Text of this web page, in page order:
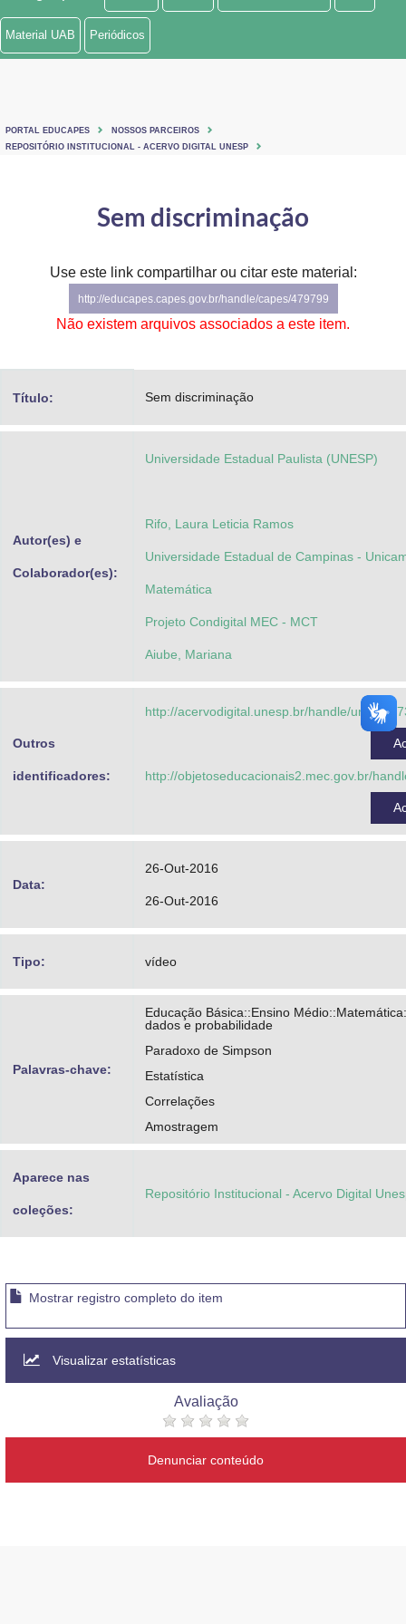
Ministério de Minas e Energia
Ministério do Turismo
Controladoria-Geral da União
Advocacia-Geral da União
Material UAB Periódicos
PORTAL EDUCAPES
NOSSOS PARCEIROS
REPOSITÓRIO INSTITUCIONAL - ACERVO DIGITAL UNESP
Sem discriminação
Use este link compartilhar ou citar este material:
http://educapes.capes.gov.br/handle/capes/479799
Não existem arquivos associados a este item.
Título: Sem discriminação
Autor(es) e
Colaborador(es):
Universidade Estadual Paulista (UNESP)
Rifo, Laura Leticia Ramos
Universidade Estadual de Campinas -
Matemática
Projeto Condigital MEC - MCT
Aiube, Mariana
Outros
identificadores:
http://acervodigital.unesp.br/handle/unesp/
http://objetoseducacionais2.mec.gov.br/
Data:
26-Out-2016
26-Out-2016
Tipo: vídeo
Palavras-chave:
Educação Básica::Ensino
dados e probabilidade
Paradoxo de Simpson
Estatística
Correlações
Amostragem
Aparece nas
coleções:
Repositório Institucional - Acervo Digital
Mostrar registro completo do item
Visualizar estatísticas
Avaliação
Denunciar conteúdo